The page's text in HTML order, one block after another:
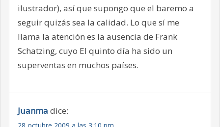
ilustrador), así que supongo que el baremo a
seguir quizás sea la calidad. Lo que sí me
llama la atención es la ausencia de Frank
Schatzing, cuyo El quinto día ha sido un
superventas en muchos países.
Juanma dice: